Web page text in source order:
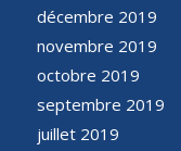
décembre 2019
novembre 2019
octobre 2019
septembre 2019
juillet 2019